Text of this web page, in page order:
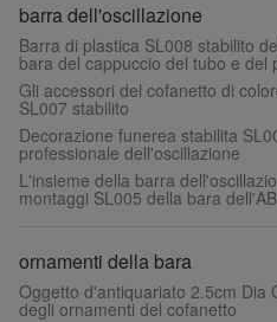
barra dell'oscillazione
Barra di plastica SL008 stabilito
bara del cappuccio del tubo e del
Gli accessori del cofanetto di
SL007 stabilito
Decorazione funerea stabilita
professionale dell'oscillazione
L'insieme della barra
montaggi SL005 della bara
ornamenti della bara
Oggetto d'antiquariato 2.5cm Dia
degli ornamenti del cofanetto